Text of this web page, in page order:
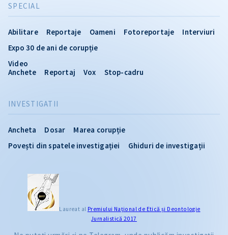
INVESTIGATII
Ancheta Dosar
Marea corupție
Povești din spatele investigației
Ghiduri de investigații
SPECIAL
Abilitare Reportaje Oameni Fotoreportaje
Interviuri
Expo 30 de ani de corupție
Video
Anchete
Reportaj Vox Stop-cadru
Laureat al Premiului Naţional de Etică și Deontologie
Jurnalistică 2017